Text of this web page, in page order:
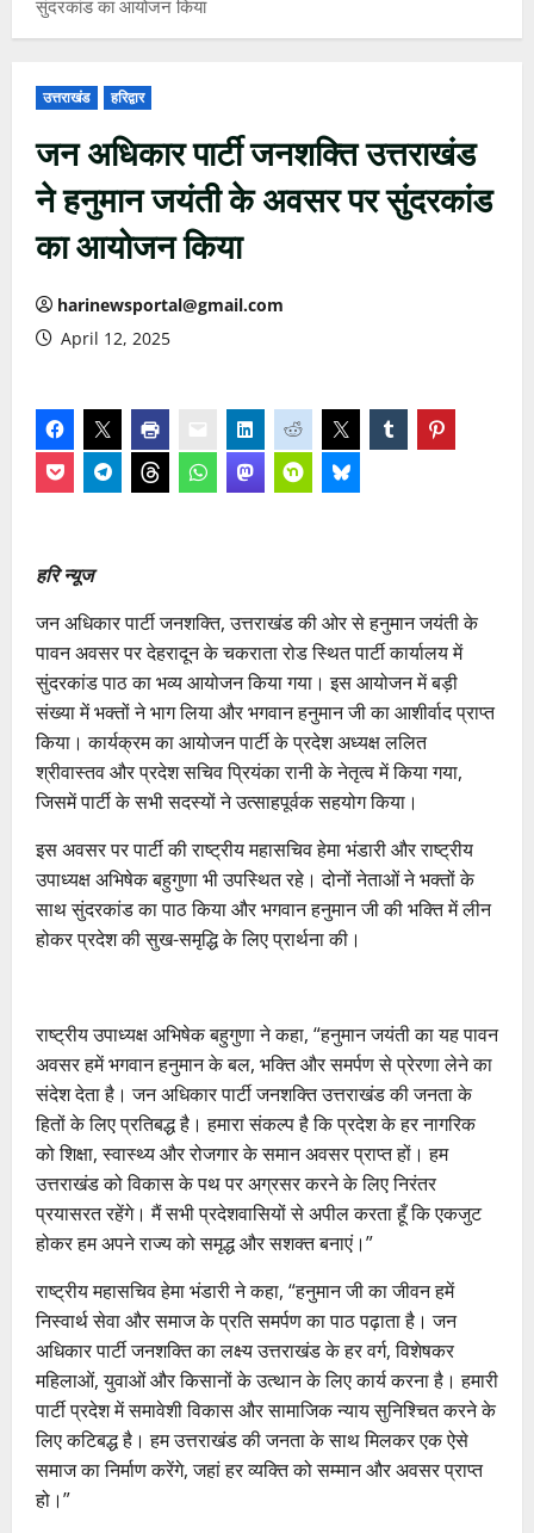
सुंदरकांड का आयोजन किया
उत्तराखंड हरिद्वार
जन अधिकार पार्टी जनशक्ति उत्तराखंड
ने हनुमान जयंती के अवसर पर सुंदरकांड
का आयोजन किया
harinewsportal@gmail.com
April 12, 2025
हरि न्यूज
जन अधिकार पार्टी जनशक्ति, उत्तराखंड की ओर से हनुमान जयंती के
पावन अवसर पर देहरादून के चकराता रोड स्थित पार्टी कार्यालय में
सुंदरकांड पाठ का भव्य आयोजन किया गया। इस आयोजन में बड़ी
संख्या में भक्तों ने भाग लिया और भगवान हनुमान जी का आशीर्वाद प्राप्त
किया। कार्यक्रम का आयोजन पार्टी के प्रदेश अध्यक्ष ललित
श्रीवास्तव और प्रदेश सचिव प्रियंका रानी के नेतृत्व में किया गया,
जिसमें पार्टी के सभी सदस्यों ने उत्साहपूर्वक सहयोग किया।
इस अवसर पर पार्टी की राष्ट्रीय महासचिव हेमा भंडारी और राष्ट्रीय
उपाध्यक्ष अभिषेक बहुगुणा भी उपस्थित रहे। दोनों नेताओं ने भक्तों के
साथ सुंदरकांड का पाठ किया और भगवान हनुमान जी की भक्ति में लीन
होकर प्रदेश की सुख-समृद्धि के लिए प्रार्थना की।
राष्ट्रीय उपाध्यक्ष अभिषेक बहुगुणा ने कहा, “हनुमान जयंती का यह पावन
अवसर हमें भगवान हनुमान के बल, भक्ति और समर्पण से प्रेरणा लेने का
संदेश देता है। जन अधिकार पार्टी जनशक्ति उत्तराखंड की जनता के
हितों के लिए प्रतिबद्ध है। हमारा संकल्प है कि प्रदेश के हर नागरिक
को शिक्षा, स्वास्थ्य और रोजगार के समान अवसर प्राप्त हों। हम
उत्तराखंड को विकास के पथ पर अग्रसर करने के लिए निरंतर
प्रयासरत रहेंगे। मैं सभी प्रदेशवासियों से अपील करता हूँ कि एकजुट
होकर हम अपने राज्य को समृद्ध और सशक्त बनाएं।”
राष्ट्रीय महासचिव हेमा भंडारी ने कहा, “हनुमान जी का जीवन हमें
निस्वार्थ सेवा और समाज के प्रति समर्पण का पाठ पढ़ाता है। जन
अधिकार पार्टी जनशक्ति का लक्ष्य उत्तराखंड के हर वर्ग, विशेषकर
महिलाओं, युवाओं और किसानों के उत्थान के लिए कार्य करना है। हमारी
पार्टी प्रदेश में समावेशी विकास और सामाजिक न्याय सुनिश्चित करने के
लिए कटिबद्ध है। हम उत्तराखंड की जनता के साथ मिलकर एक ऐसे
समाज का निर्माण करेंगे, जहां हर व्यक्ति को सम्मान और अवसर प्राप्त
हो।”